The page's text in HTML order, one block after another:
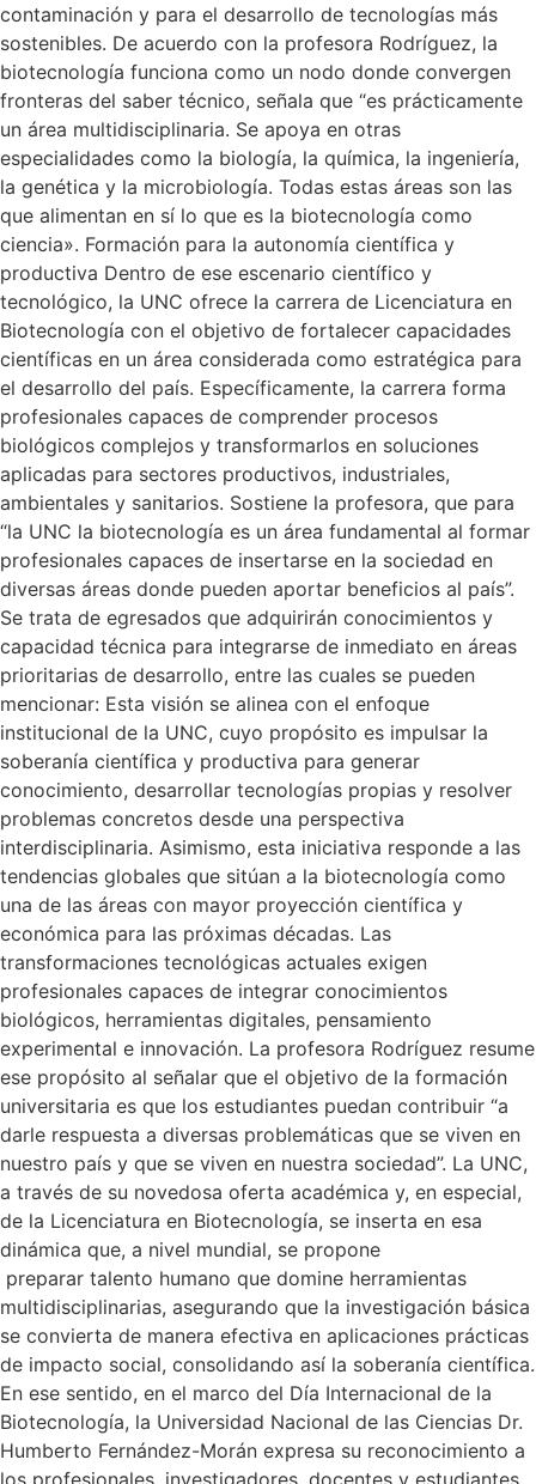
contaminación y para el desarrollo de tecnologías más
sostenibles. De acuerdo con la profesora Rodríguez, la
biotecnología funciona como un nodo donde convergen
fronteras del saber técnico, señala que “es prácticamente
un área multidisciplinaria. Se apoya en otras
especialidades como la biología, la química, la ingeniería,
la genética y la microbiología. Todas estas áreas son las
que alimentan en sí lo que es la biotecnología como
ciencia». Formación para la autonomía científica y
productiva Dentro de ese escenario científico y
tecnológico, la UNC ofrece la carrera de Licenciatura en
Biotecnología con el objetivo de fortalecer capacidades
científicas en un área considerada como estratégica para
el desarrollo del país. Específicamente, la carrera forma
profesionales capaces de comprender procesos
biológicos complejos y transformarlos en soluciones
aplicadas para sectores productivos, industriales,
ambientales y sanitarios. Sostiene la profesora, que para
“la UNC la biotecnología es un área fundamental al formar
profesionales capaces de insertarse en la sociedad en
diversas áreas donde pueden aportar beneficios al país”.
Se trata de egresados que adquirirán conocimientos y
capacidad técnica para integrarse de inmediato en áreas
prioritarias de desarrollo, entre las cuales se pueden
mencionar: Esta visión se alinea con el enfoque
institucional de la UNC, cuyo propósito es impulsar la
soberanía científica y productiva para generar
conocimiento, desarrollar tecnologías propias y resolver
problemas concretos desde una perspectiva
interdisciplinaria. Asimismo, esta iniciativa responde a las
tendencias globales que sitúan a la biotecnología como
una de las áreas con mayor proyección científica y
económica para las próximas décadas. Las
transformaciones tecnológicas actuales exigen
profesionales capaces de integrar conocimientos
biológicos, herramientas digitales, pensamiento
experimental e innovación. La profesora Rodríguez resume
ese propósito al señalar que el objetivo de la formación
universitaria es que los estudiantes puedan contribuir “a
darle respuesta a diversas problemáticas que se viven en
nuestro país y que se viven en nuestra sociedad”. La UNC,
a través de su novedosa oferta académica y, en especial,
de la Licenciatura en Biotecnología, se inserta en esa
dinámica que, a nivel mundial, se propone
preparar talento humano que domine herramientas
multidisciplinarias, asegurando que la investigación básica
se convierta de manera efectiva en aplicaciones prácticas
de impacto social, consolidando así la soberanía científica.
En ese sentido, en el marco del Día Internacional de la
Biotecnología, la Universidad Nacional de las Ciencias Dr.
Humberto Fernández-Morán expresa su reconocimiento a
los profesionales, investigadores, docentes y estudiantes